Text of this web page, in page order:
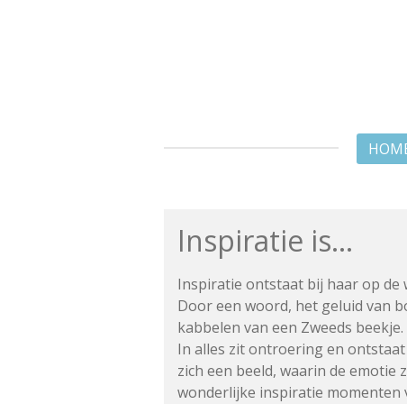
Inspiratie is...
Inspiratie ontstaat bij haar op de
Door een woord, het geluid van
kabbelen van een Zweeds beekje.
In alles zit ontroering en
zich een beeld, waarin de emotie
wonderlijke inspiratie momenten